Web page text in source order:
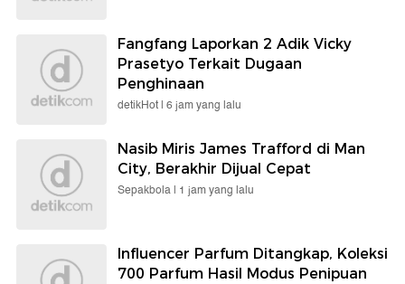
Fangfang Laporkan 2 Adik Vicky
Prasetyo Terkait Dugaan
Penghinaan
detikHot | 6 jam yang lalu
Nasib Miris James Trafford di Man
City, Berakhir Dijual Cepat
Sepakbola | 1 jam yang lalu
Influencer Parfum Ditangkap, Koleksi
700 Parfum Hasil Modus Penipuan